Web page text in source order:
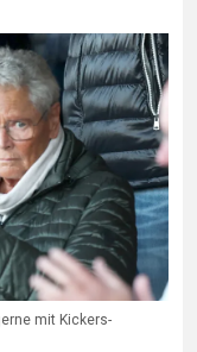
mit Kickers-